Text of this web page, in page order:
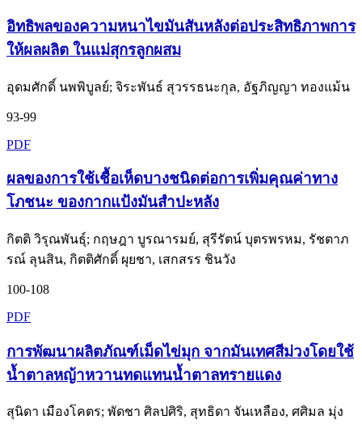
อิทธิพลของความหนาไขมันสันหลังต่อประสิทธิภาพการ
ให้ผลผลิต ในแม่สุกรลูกผสม
อุดมศักดิ์ นพพิบูลย์; จิระพันธ์ สุวรรธนะกุล, อัฐภิญญา ทองแม้น
93-99
PDF
ผลของการใช้เชื้อเห็ดบางชนิดต่อการเพิ่มคุณค่าทาง
โภชนะ ของกากแป้งมันสำปะหลัง
กิตติ วิรุณพันธุ์; กฤษฎา บูรณารมย์, สุรีรัตน์ บุตรพรหม, รัชตาภ
รณ์ ลุนสิน, กิตติศักดิ์ ผุยชา, เสกสรร ชินวัง
100-108
PDF
การพัฒนาผลิตภัณฑ์เม็ดไข่มุก จากมันเทศสีม่วงโดยใช้
น้ำตาลหญ้าหวานทดแทนน้ำตาลทรายแดง
สุนิดา เมืองโคตร; พัดชา ศิลปศิริ, สุทธิดา จันเหลือง, ศศิมล มุ่ง